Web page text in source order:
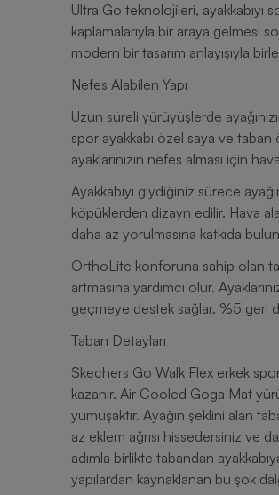
Ultra Go teknolojileri, ayakkabıyı
kaplamalarıyla bir araya gelmesi
modern bir tasarım anlayışıyla
Nefes Alabilen Yapı
Uzun süreli yürüyüşlerde
spor ayakkabı özel saya ve taban
ayaklarınızın nefes alması için
Ayakkabıyı giydiğiniz sürece
köpüklerden dizayn edilir. Hava
daha az yorulmasına katkıda
OrthoLite konforuna sahip olan
artmasına yardımcı olur.
geçmeye destek sağlar. %5 geri
Taban Detayları
Skechers Go Walk Flex erkek
kazanır. Air Cooled Goga Mat
yumuşaktır. Ayağın şeklini alan
az eklem ağrısı hissedersiniz ve
adımla birlikte tabandan
yapılardan kaynaklanan bu şok